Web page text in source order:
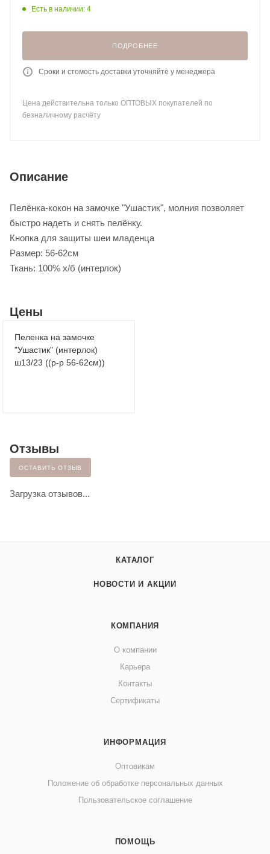
Есть в наличии: 4
ПОДРОБНЕЕ
Сроки и стомость доставки уточняйте у менеджера
Цена действительна только ОПТОВЫХ покупателей по
безналичному расчёту
Описание
Пелёнка-кокон на замочке "Ушастик", молния позволяет
быстро надеть и снять пелёнку.
Кнопка для защиты шеи младенца
Размер: 56-62см
Ткань: 100% х/б (интерлок)
Цены
Пеленка на замочке
"Ушастик" (интерлок)
ш13/23 ((р-р 56-62см))
Отзывы
ОСТАВИТЬ ОТЗЫВ
Загрузка отзывов...
КАТАЛОГ
НОВОСТИ И АКЦИИ
КОМПАНИЯ
О компании
Карьера
Контакты
Сертификаты
ИНФОРМАЦИЯ
Оптовикам
Положение об обработке персональных данных
Пользовательское соглашение
ПОМОЩЬ